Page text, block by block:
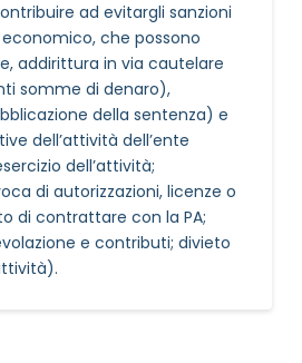
ad evitargli sanzioni
che possono
addirittura in via cautelare
somme di denaro),
della sentenza) e
dell’attività dell’ente
dell’attività;
di autorizzazioni, licenze o
di contrattare con la PA;
e contributi; divieto